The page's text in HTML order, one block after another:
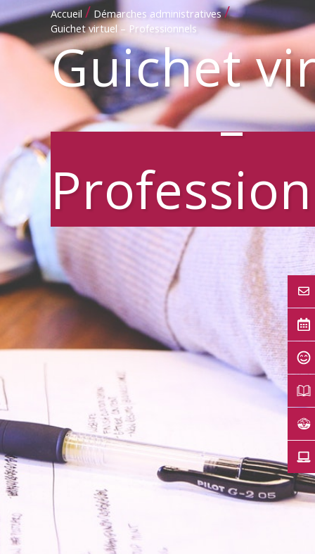
Accueil / Démarches administratives /
Guichet virtuel – Professionnels
Guichet
–